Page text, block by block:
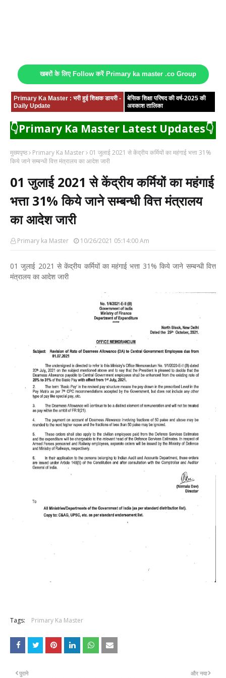
खबरों के लिए Follow करें Primary ka master .co Group
Primary Ka Master : भरी हुई शिक्षक डायरी -
Daily Update
बेसिक शिक्षा परिषद की वर्ष-2025 की
अवकाश तालिका
👇Primary Ka Master Latest Updates👇
मुख्यपृष्ठ Primary Ka Master
01 जुलाई 2021 से केंद्रीय कर्मियों का महंगाई भत्ता 31%
किये जाने सम्बन्धी वित्त मंत्रालय का आदेश जारी
01 जुलाई 2021 से केंद्रीय कर्मियों का महंगाई
भत्ता 31% किये जाने सम्बन्धी वित्त मंत्रालय
का आदेश जारी
Primary ka Master 10/26/2021 05:14:00 Am
01 जुलाई 2021 से केंद्रीय कर्मियों का महंगाई भत्ता 31% किये जाने सम्बन्धी वित्त
मंत्रालय का आदेश जारी
Tags: Primary Ka Master
और नया
पुराने